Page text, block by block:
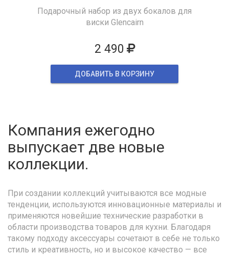
Подарочный набор из двух бокалов для
виски Glencairn
2 490
ДОБАВИТЬ В КОРЗИНУ
Компания ежегодно
выпускает две новые
коллекции.
При создании коллекций учитываются все модные
тенденции, используются инновационные материалы и
применяются новейшие технические разработки в
области производства товаров для кухни. Благодаря
такому подходу аксессуары сочетают в себе не только
стиль и креативность, но и высокое качество — все